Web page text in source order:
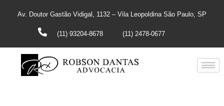
Av. Doutor Gastão Vidigal, 1132 – Vila Leopoldina São Paulo, SP
(11) 93204-8678 (11) 2478-0677